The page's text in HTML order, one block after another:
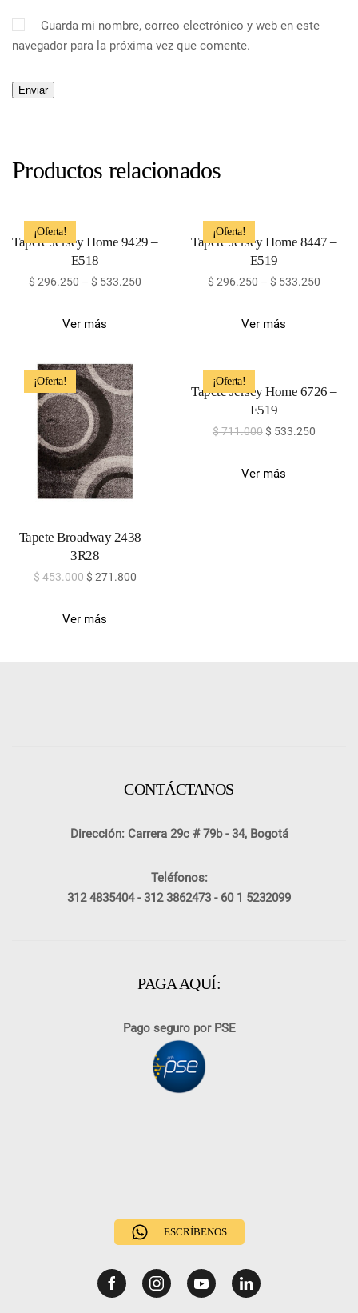
Guarda mi nombre, correo electrónico y web en este
navegador para la próxima vez que comente.
Productos relacionados
¡Oferta!
Tapete Jersey Home 9429 –
E518
$ 296.250 – $ 533.250
Ver más
¡Oferta!
Tapete Jersey Home 8447 –
E519
$ 296.250 – $ 533.250
Ver más
¡Oferta!
Tapete Broadway 2438 –
3R28
$453.000$ 271.800
Ver más
¡Oferta!
Tapete Jersey Home 6726 –
E519
$711.000$ 533.250
Ver más
CONTÁCTANOS
Dirección: Carrera 29c # 79b - 34, Bogotá
Teléfonos:
312 4835404 -312 3862473 - 60 1 5232099
PAGA AQUÍ:
Pago seguro por PSE
ESCRÍBENOS